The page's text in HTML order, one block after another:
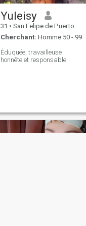
Yuleisy
31 • San Felipe de Puerto Plata, Puerto Plata, Rep.Dominicaine
Cherchant: Homme 50 - 99
Éduquée, travailleuse
honnête et responsable